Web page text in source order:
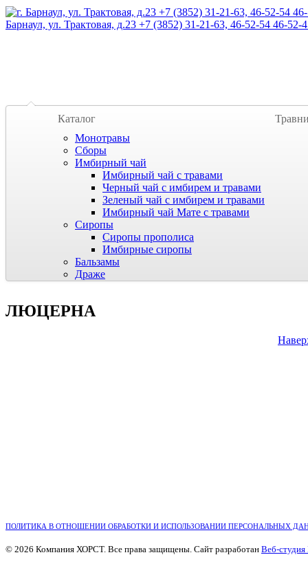
Барнаул, ул. Трактовая, д.23 +7 (3852) 31-21-63, 46-52-54 46-52-
Каталог
Монотравы
Сборы
Имбирный чай
Имбирный чай с травами
Черный чай с имбирем и травами
Зеленый чай с имбирем и травами
Имбирный чай Мате с травами
Сиропы
Сиропы прополиса
Имбирные сиропы
Бальзамы
Драже
ЛЮЦЕРНА
ПОЛИТИКА В ОТНОШЕНИИ ОБРАБОТКИ И ИСПОЛЬЗОВАНИИ ПЕРСОНАЛЬНЫХ
© 2026 Компания ХОРСТ. Все права защищены. Сайт разработан Веб-студия